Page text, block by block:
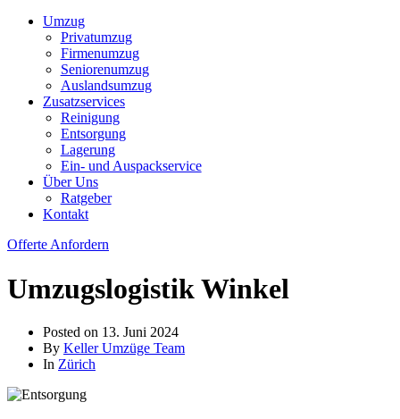
Umzug
Privatumzug
Firmenumzug
Seniorenumzug
Auslandsumzug
Zusatzservices
Reinigung
Entsorgung
Lagerung
Ein- und Auspackservice
Über Uns
Ratgeber
Kontakt
Offerte Anfordern
Umzugslogistik Winkel
Posted on 13. Juni 2024
By Keller Umzüge Team
In Zürich